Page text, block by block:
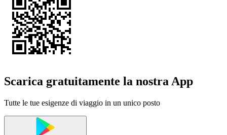
Scarica gratuitamente la nostra App
Tutte le tue esigenze di viaggio in un unico posto